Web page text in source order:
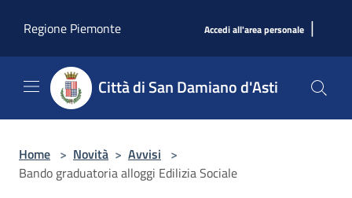
Regione Piemonte
Accedi all'area personale |
Città di San Damiano d'Asti
Home > Novità > Avvisi >
Bando graduatoria alloggi Edilizia Sociale